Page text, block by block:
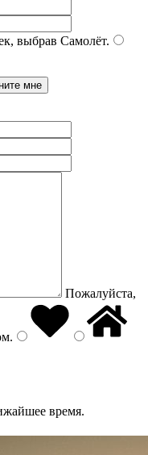
выбрав Самолёт.
Пожалуйста,
.
время.